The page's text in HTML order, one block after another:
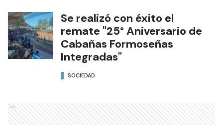
Se realizó con éxito el
remate "25° Aniversario de
Cabañas Formoseñas
Integradas"
SOCIEDAD
Ads